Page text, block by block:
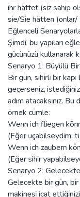
ihr hättet (siz sahip
sie/Sie hätten (onlar/
Eğlenceli
Şimdi, bu yapıları
gücünüzü kullanarak
Senaryo 1: Büyülü
Bir gün, sihirli bir
geçerseniz,
adım atacaksınız.
örnek cümle:
Wenn ich fliegen
(Eğer uçabilseydim,
Wenn ich zaubern
(Eğer sihir
Senaryo 2:
Gelecekte bir gün, bir
makinesi icat